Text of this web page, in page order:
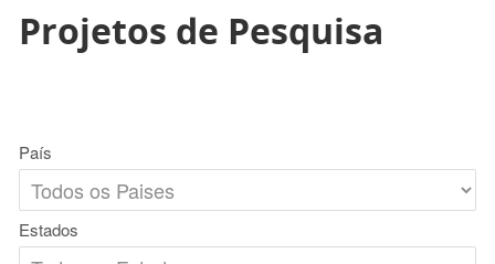
Projetos de Pesquisa
País
Estados